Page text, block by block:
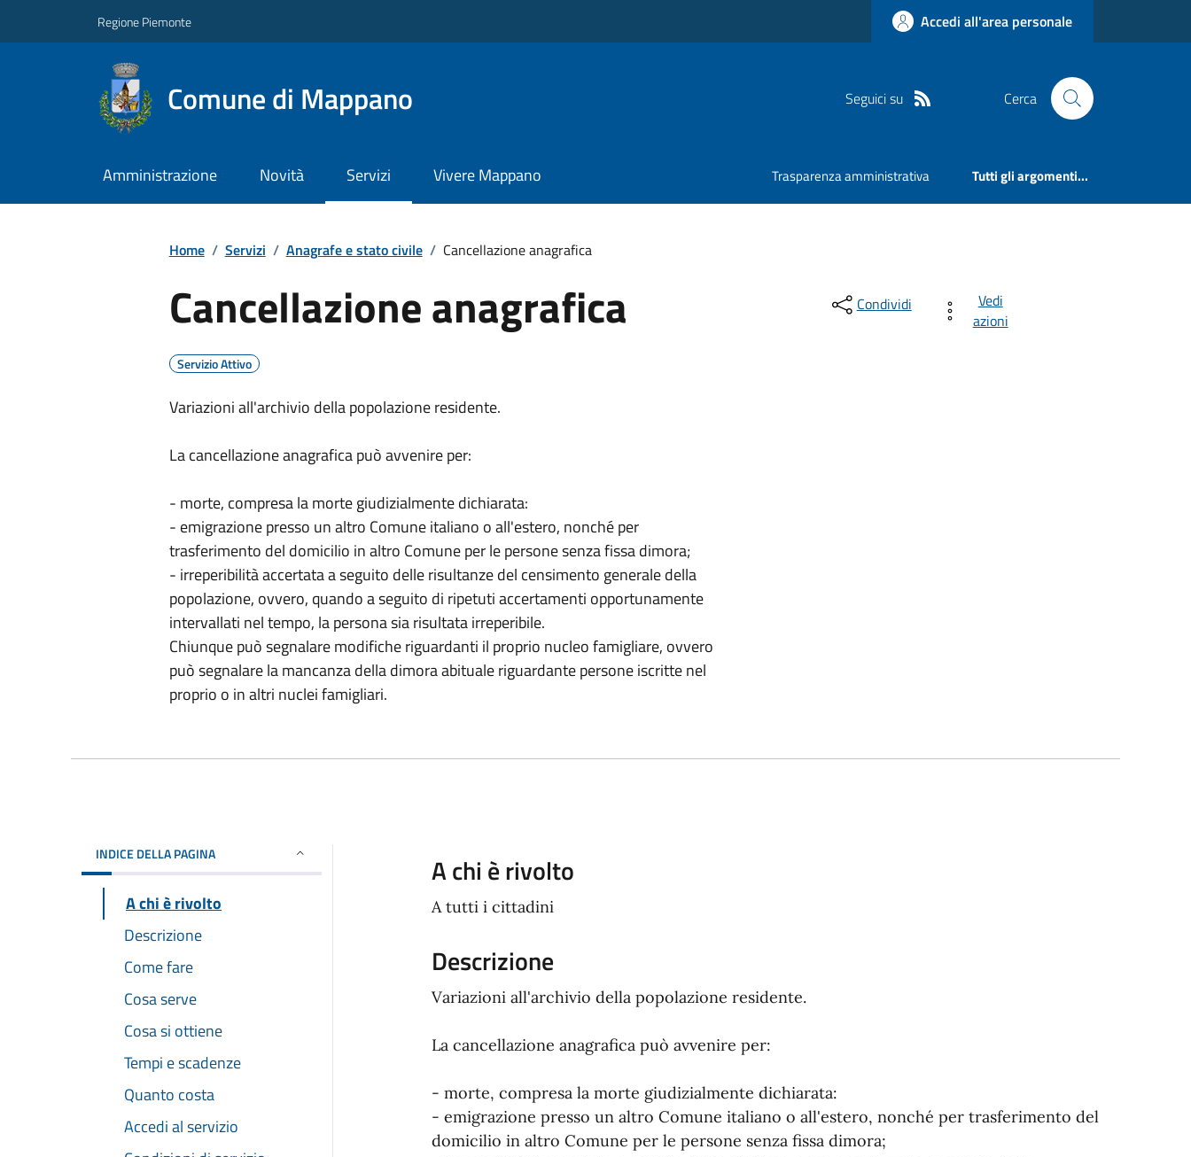
Regione Piemonte Accedi all'area personale
Comune di Mappano Seguici su Cerca
Amministrazione Novità Servizi Vivere Mappano Trasparenza amministrativa Tutti gli argomenti...
Home / Servizi / Anagrafe e stato civile / Cancellazione anagrafica
Cancellazione anagrafica
Servizio Attivo
Variazioni all'archivio della popolazione residente.
La cancellazione anagrafica può avvenire per:
- morte, compresa la morte giudizialmente dichiarata:
- emigrazione presso un altro Comune italiano o all'estero, nonché per
trasferimento del domicilio in altro Comune per le persone senza fissa dimora;
- irreperibilità accertata a seguito delle risultanze del censimento generale della
popolazione, ovvero, quando a seguito di ripetuti accertamenti opportunamente
intervallati nel tempo, la persona sia risultata irreperibile.
Chiunque può segnalare modifiche riguardanti il proprio nucleo famigliare, ovvero
può segnalare la mancanza della dimora abituale riguardante persone iscritte nel
proprio o in altri nuclei famigliari.
Condividi
Vedi
azioni
INDICE DELLA PAGINA
A chi è rivolto
Descrizione
Come fare
Cosa serve
Cosa si ottiene
Tempi e scadenze
Quanto costa
Accedi al servizio
A chi è rivolto
A tutti i cittadini
Descrizione
Variazioni all'archivio della popolazione residente.
La cancellazione anagrafica può avvenire per:
- morte, compresa la morte giudizialmente dichiarata:
- emigrazione presso un altro Comune italiano o all'estero, nonché per trasferimento del
domicilio in altro Comune per le persone senza fissa dimora;